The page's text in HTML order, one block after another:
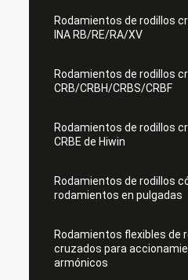
Rodamientos de rodillos
INA RB/RE/RA/XV
Rodamientos de rodillos
CRB/CRBH/CRBS/CRBF
Rodamientos de rodillos
CRBE de Hiwin
Rodamientos de rodillos
rodamientos en pulgadas
Rodamientos flexibles de
cruzados para
armónicos